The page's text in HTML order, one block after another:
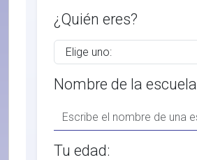
¿Quién eres?
Nombre de la escuela
Tu edad: